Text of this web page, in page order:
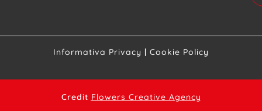
Informativa Privacy Cookie Policy
Credit Flowers Creative Agency